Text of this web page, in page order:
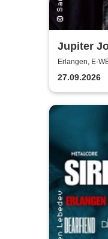
Jupiter
Sarg, Du
Tour 2026
Erlangen, E-
27.09.2026